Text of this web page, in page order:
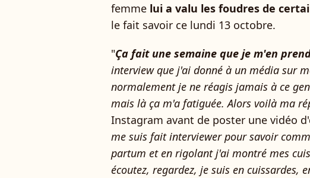
femme lui a valu les foudres de
le fait savoir ce lundi 13 octobre.
"Ça fait une semaine que je m'en
interview que j'ai donné à un média sur
normalement je ne réagis jamais à ce
mais là ça m'a fatiguée. Alors voilà ma
Instagram avant de poster une vidéo
me suis fait interviewer pour savoir
partum et en rigolant j'ai montré mes
écoutez, regardez, je suis en cuissardes,